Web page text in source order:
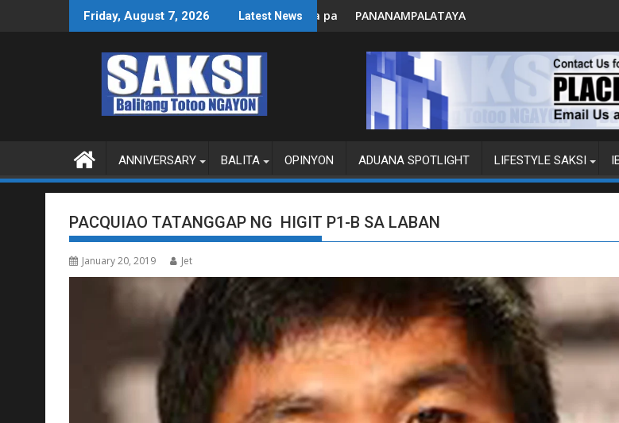
Friday, August 7, 2026 Latest News
tamang paggastos susi sa pag-unladPANANAMPALATAYA
ANNIVERSARY BALITA OPINYON ADUANA SPOTLIGHT LIFESTYLE SAKSI
PACQUIAO TATANGGAP NG HIGIT P1-B SA LABAN
January 20, 2019 Jet